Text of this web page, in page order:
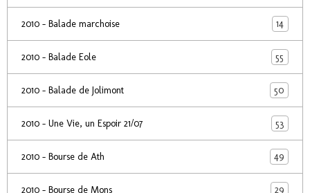
2010 - Balade marchoise 14
2010 - Balade Eole 55
2010 - Balade de Jolimont 50
2010 - Une Vie, un Espoir 21/07 53
2010 - Bourse de Ath 49
2010 - Bourse de Mons 29